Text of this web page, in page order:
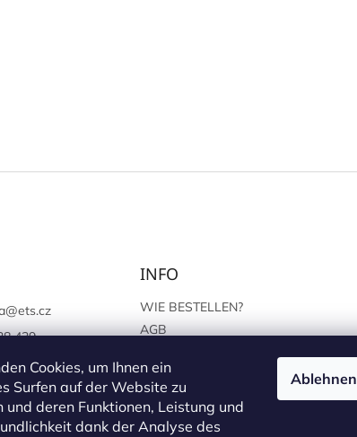
Cookies, um Ihnen ein
Surfen auf der Website zu
und deren Funktionen, Leistung und
dank der Analyse des
Ablehnen
@ets.cz
439
www.facebook.c
INFO
WIE BESTELLEN?
AGB
PERSÖNLICHEN ANGABEN